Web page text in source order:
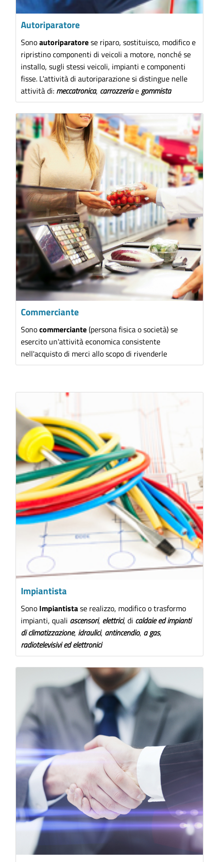
Autoriparatore
Sonoautoriparatorese riparo, sostituisco, modifico e
ripristino componenti di veicoli a motore, nonché se
installo, sugli stessi veicoli, impianti e componenti
fisse. L'attività di autoriparazione si distingue nelle
attività di: meccatronica, carrozzeriae gommista
Commerciante
Sonocommerciante(persona fisica o società) se
esercito un'attività economica consistente
nell'acquisto di merci allo scopo di rivenderle
Impiantista
Sono Impiantistase realizzo, modifico o trasformo
impianti, quali ascensori, elettrici, di caldaie ed impianti
di climatizzazione, idraulici, antincendio, a gas,
radiotelevisivi ed elettronici